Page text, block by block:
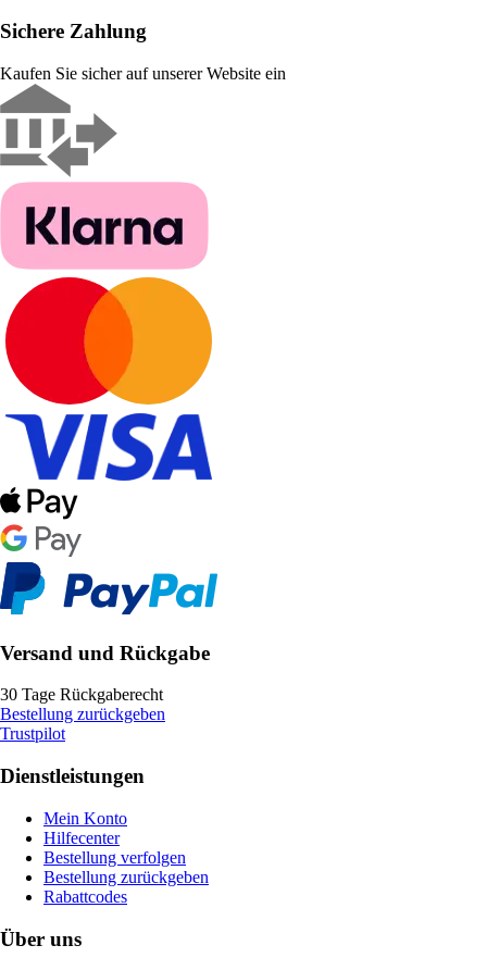
Sichere Zahlung
Kaufen Sie sicher auf unserer Website ein
Versand und Rückgabe
30 Tage Rückgaberecht
Bestellung zurückgeben
Trustpilot
Dienstleistungen
Mein Konto
Hilfecenter
Bestellung verfolgen
Bestellung zurückgeben
Rabattcodes
Über uns